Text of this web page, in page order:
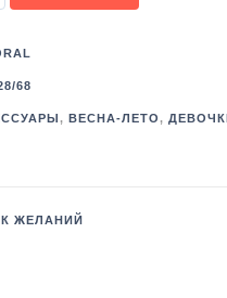
68
, ВЕСНА-ЛЕТО,
ЖЕЛАНИЙ